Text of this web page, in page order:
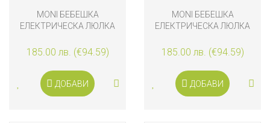
MONI БЕБЕШКА
ЕЛЕКТРИЧЕСКА ЛЮЛКА
185.00 лв. (€94.59)
ДОБАВИ
MONI БЕБЕШКА
ЕЛЕКТРИЧЕСКА ЛЮЛКА
185.00 лв. (€94.59)
ДОБАВИ